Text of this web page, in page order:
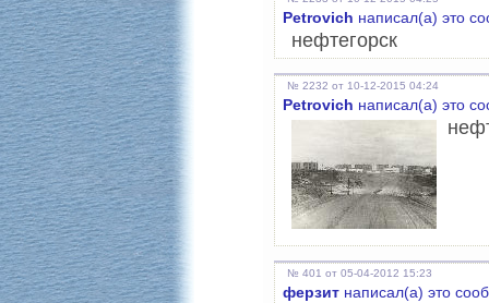
Petrovich написал(а) это
нефтегорск
№ 2232 от 10-12-2015 04:24
Petrovich написал(а) это
№ 401 от 05-04-2012 15:23
ферзит написал(а) это